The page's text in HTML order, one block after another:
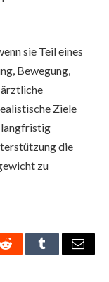
sie Teil eines
Bewegung,
Ziele
langfristig
die
zu
RedditTumblrEmail